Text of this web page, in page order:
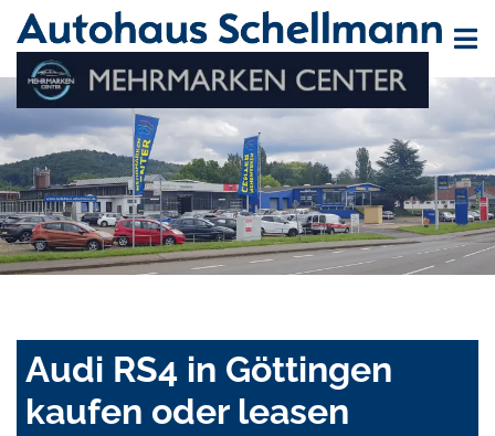
Audi RS4 in Göttingen
kaufen oder leasen